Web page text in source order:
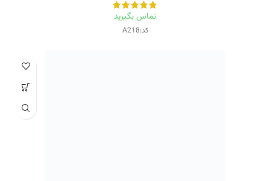
تماس بگیرید
کد:A218